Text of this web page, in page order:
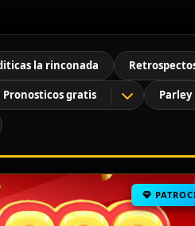
la rinconada
Pronosticos gratis Parley